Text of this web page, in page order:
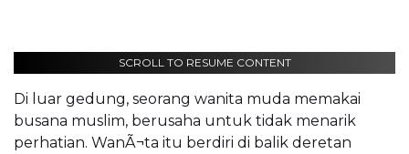
SCROLL TO RESUME CONTENT
Di luar gedung, seorang wanita muda memakai
busana muslim, berusaha untuk tidak menarik
perhatian. WanÃ¬ta itu berdiri di balik deretan